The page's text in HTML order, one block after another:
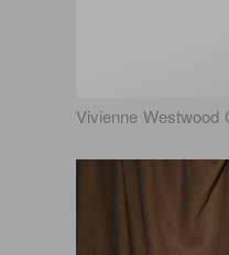
Vivienne Westwood